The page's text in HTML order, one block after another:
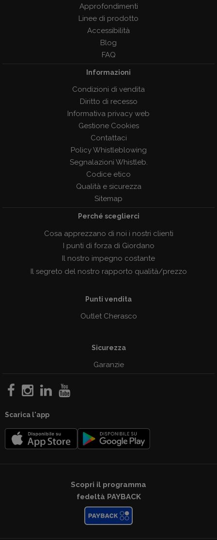
Approfondimenti
Linee di prodotto
Accessibilità
Blog
FAQ
Informazioni
Condizioni di vendita
Diritto di recesso
Informativa privacy web
Gestione Cookies
Contattaci
Policy Whistleblowing
Segnalazioni Whistleb.
Codice etico
Qualità e sicurezza
Sitemap
Perché sceglierci
Cosa apprezzano di noi i nostri clienti
I punti di forza di Giordano
Il nostro impegno costante
Il segreto del nostro rapporto qualità/prezzo
Punti vendita
Outlet Cherasco
Sicurezza
Garanzie
Scarica l'app
Scopri il programma
fedeltà PAYBACK